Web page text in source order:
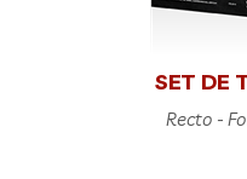
SET DE
Recto -